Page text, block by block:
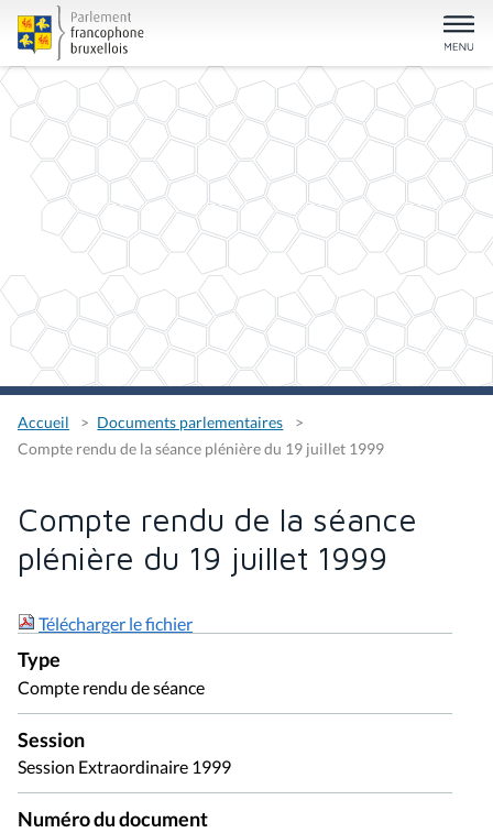
Accueil
Documents parlementaires
Compte rendu de la séance plénière du 19 juillet 1999
Compte rendu de la séance
plénière du 19 juillet 1999
Télécharger le fichier
Type
Compte rendu de séance
Session
Session Extraordinaire 1999
Numéro du document